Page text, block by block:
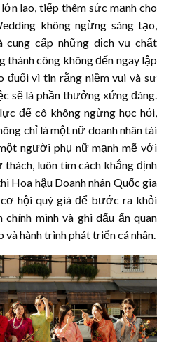
lao, tiếp thêm sức mạnh cho
không ngừng sáng tạo,
cung cấp những dịch vụ chất
thành công không đến ngay lập
đuổi vì tin rằng niềm vui và sự
sẽ là phần thưởng xứng đáng.
để cô không ngừng học hỏi,
chỉ là một nữ doanh nhân tài
người phụ nữ mạnh mẽ với
luôn tìm cách khẳng định
Hoa hậu Doanh nhân Quốc gia
hội quý giá để bước ra khỏi
mình và ghi dấu ấn quan
hành trình phát triển cá nhân.